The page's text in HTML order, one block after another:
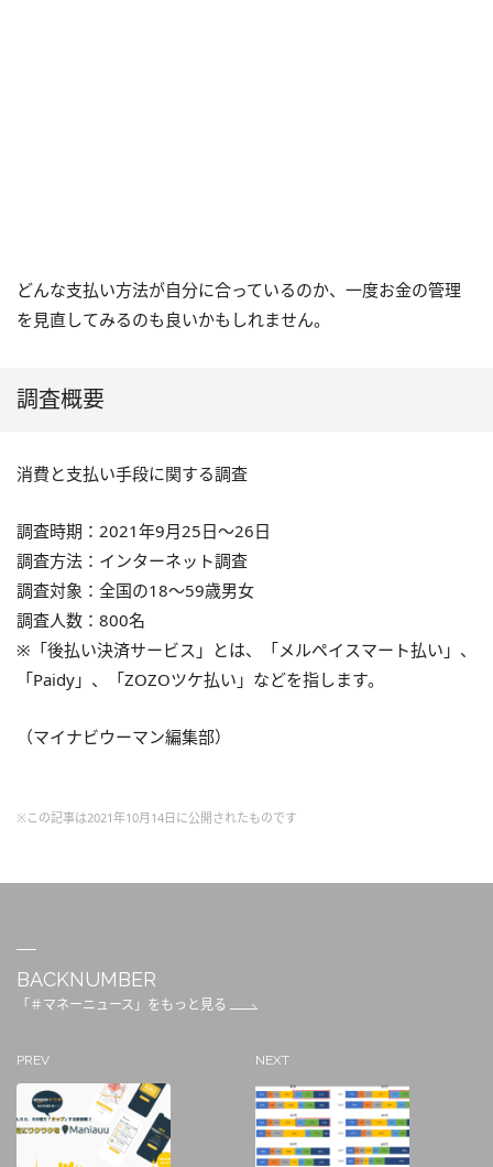
どんな支払い方法が自分に合っているのか、一度お金の管理
を見直してみるのも良いかもしれません。
調査概要
消費と支払い手段に関する調査
調査時期：2021年9月25日～26日
調査方法：インターネット調査
調査対象：全国の18〜59歳男女
調査人数：800名
※「後払い決済サービス」とは、「メルペイスマート払い」、
「Paidy」、「ZOZOツケ払い」などを指します。
（マイナビウーマン編集部）
※この記事は2021年10月14日に公開されたものです
BACKNUMBER
「＃マネーニュース」をもっと見る
PREV NEXT